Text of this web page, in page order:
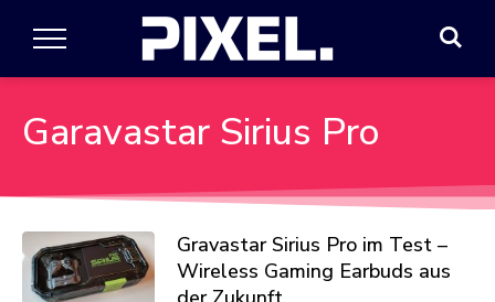
Garavastar Sirius Pro
Gravastar Sirius Pro im Test –
Wireless Gaming Earbuds aus